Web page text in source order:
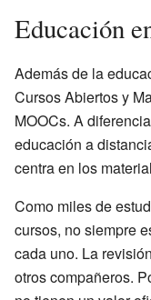
Educación
Además de la
Cursos Abiertos y
MOOCs. A
educación a
centra en los
Como miles de
cursos, no siempre
cada uno. La
otros compañeros.